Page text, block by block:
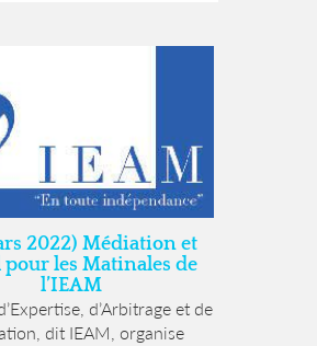
2022) Médiation et
les Matinales de
l’IEAM
d’Arbitrage et de
dit IEAM, organise